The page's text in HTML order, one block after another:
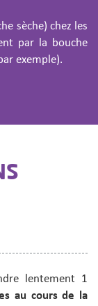
sèche) chez les
par la bouche
exemple).
lentement 1
au cours de la